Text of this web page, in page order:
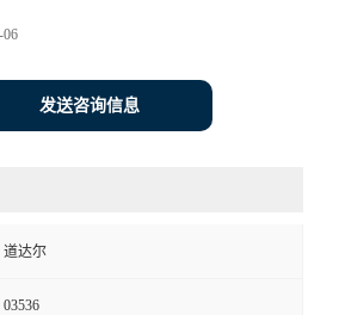
06
发送咨询信息
道达尔
03536